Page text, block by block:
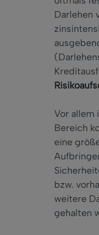
Darlehen
Vor allem
Bereich
eine
bzw.
weitere
gehalten